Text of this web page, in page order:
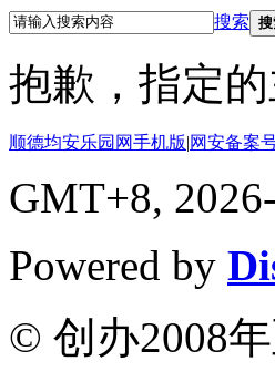
搜索
抱歉，指定
顺德均安乐园网手机版|网安备案
GMT+8,
Powered by
© 创办2008